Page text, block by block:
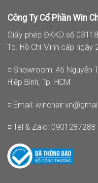
Công Ty Cổ Phần Win
Giấy phép ĐKKD số
Tp. Hồ Chí Minh cấp
◽ Showroom: 46 Nguyễn
Hiệp Bình, Tp. HCM
◽ Email:
◽ Tel & Zalo: